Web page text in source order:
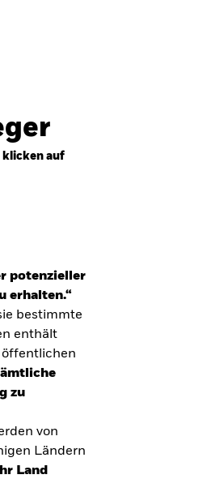
klicken auf
potenzieller
erhalten.“
bestimmte
enthält
öffentlichen
zu
von
Ländern
Land